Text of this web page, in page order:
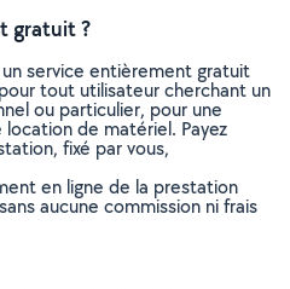
gratuit ?
service entièrement gratuit
tout utilisateur cherchant un
ou particulier, pour une
de matériel. Payez
fixé par vous,
en ligne de la prestation
aucune commission ni frais